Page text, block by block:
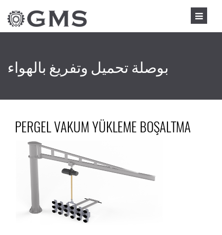
بوصلة تحميل وتفريغ بالهواء
PERGEL VAKUM YÜKLEME BOŞALTMA